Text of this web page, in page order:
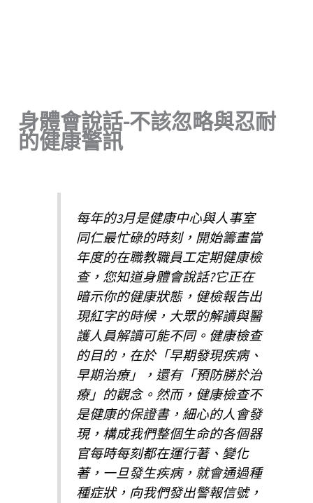
身體會說話-不該忽略與忍耐
的健康警訊
每年的3月是健康中心與人事室
同仁最忙碌的時刻，開始籌畫當
年度的在職教職員工定期健康檢
查，您知道身體會說話?它正在
暗示你的健康狀態，健檢報告出
現紅字的時候，大眾的解讀與醫
護人員解讀可能不同。健康檢查
的目的，在於「早期發現疾病、
早期治療」，還有「預防勝於治
療」的觀念。然而，健康檢查不
是健康的保證書，細心的人會發
現，構成我們整個生命的各個器
官每時每刻都在運行著、變化
著，一旦發生疾病，就會通過種
種症狀，向我們發出警報信號，